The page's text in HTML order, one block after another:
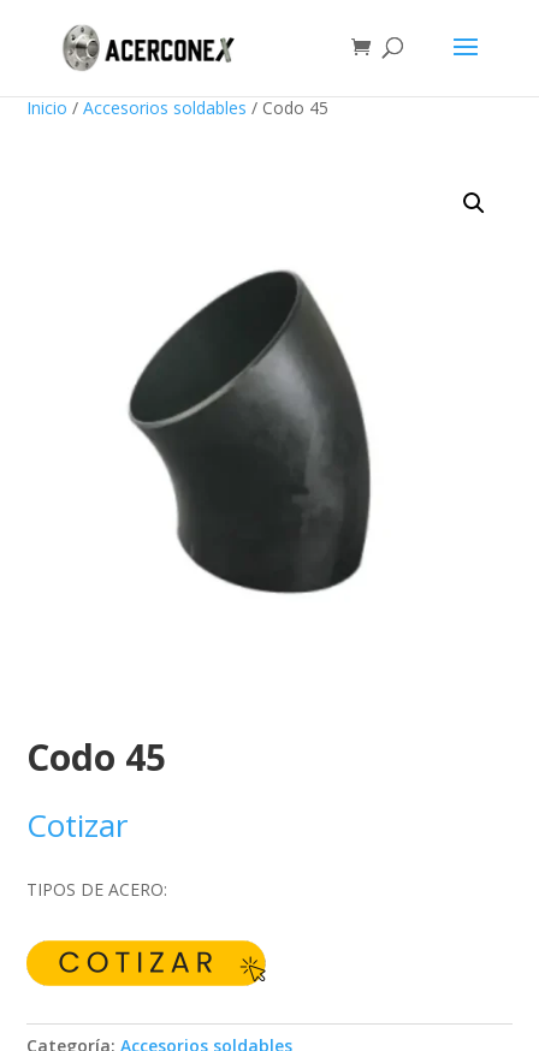
Inicio / Accesorios soldables / Codo 45
Codo 45
Cotizar
TIPOS DE ACERO:
Categoría: Accesorios soldables